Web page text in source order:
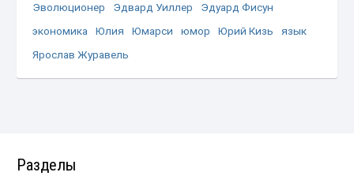
Эволюционер
Эдвард Уиллер
Эдуард Фисун
экономика
Юлия Юмарси юмор Юрий Кизь
язык
Ярослав Журавель
Разделы